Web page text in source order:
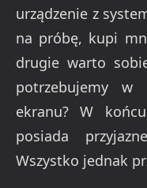
urządzenie z
na próbę, kupi
drugie warto
potrzebujemy w
ekranu? W
posiada
Wszystko jednak